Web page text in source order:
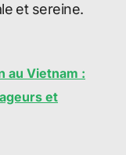
et sereine.
au Vietnam :
et